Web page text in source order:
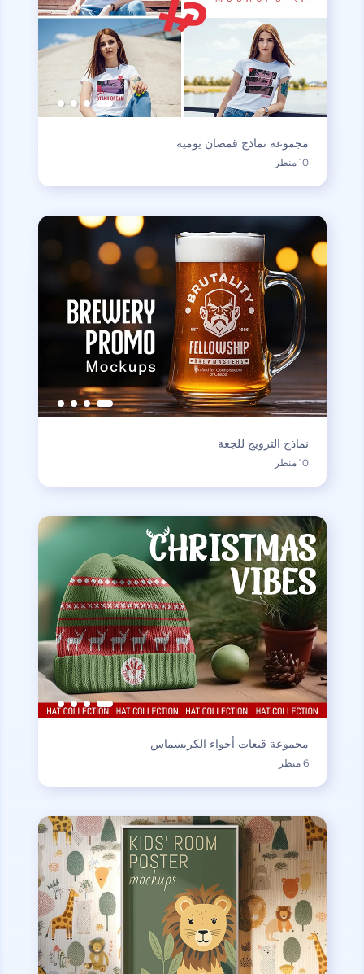
مجموعة نماذج قمصان يومية
10 منظر
نماذج الترويج للجعة
10 منظر
مجموعة قبعات أجواء الكريسماس
6 منظر